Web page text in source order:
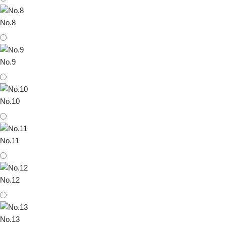
No.8
No.9
No.10
No.11
No.12
No.13